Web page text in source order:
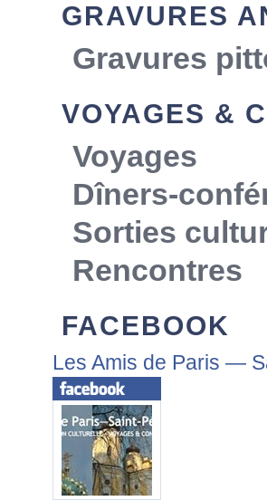
GRAVURES
Gravures
VOYAGES &
Voyages
Dîners-
Sorties
Rencontres
FACEBOOK
Les Amis de Paris —